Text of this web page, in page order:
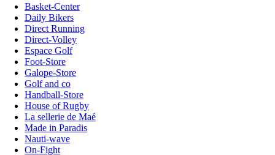
Basket-Center
Daily Bikers
Direct Running
Direct-Volley
Espace Golf
Foot-Store
Galope-Store
Golf and co
Handball-Store
House of Rugby
La sellerie de Maé
Made in Paradis
Nauti-wave
On-Fight